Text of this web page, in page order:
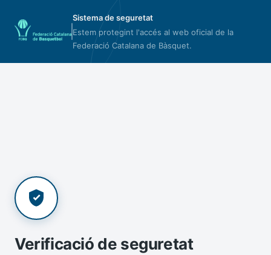
Sistema de seguretat
Estem protegint l'accés al web oficial de la
Federació Catalana de Bàsquet.
Verificació de seguretat